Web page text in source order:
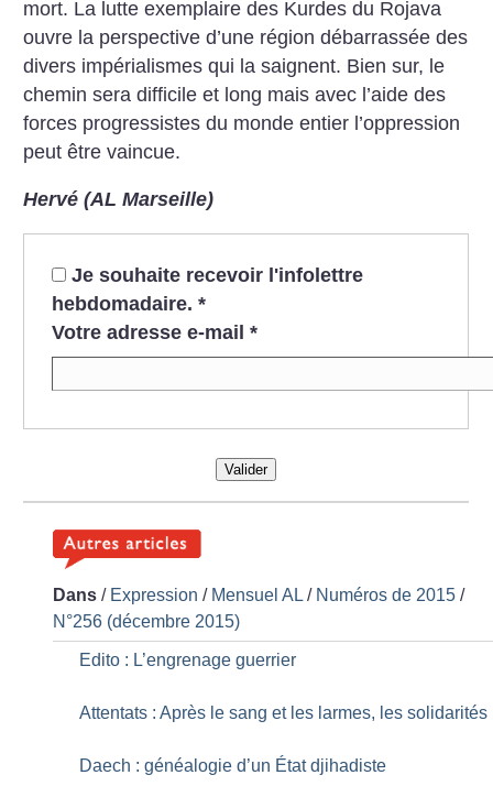
mort. La lutte exemplaire des Kurdes du Rojava
ouvre la perspective d’une région débarrassée des
divers impérialismes qui la saignent. Bien sur, le
chemin sera difficile et long mais avec l’aide des
forces progressistes du monde entier l’oppression
peut être vaincue.
Hervé (AL Marseille)
Je souhaite recevoir l'infolettre
hebdomadaire. *
Votre adresse e-mail *
Valider
Dans / Expression / Mensuel AL / Numéros de 2015 /
N°256 (décembre 2015)
Edito : L’engrenage guerrier
Attentats : Après le sang et les larmes, les solidarités
Daech : généalogie d’un État djihadiste